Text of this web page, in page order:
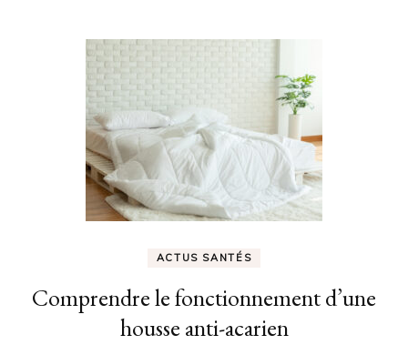
ACTUS SANTÉS
Comprendre le fonctionnement d’une
housse anti-acarien